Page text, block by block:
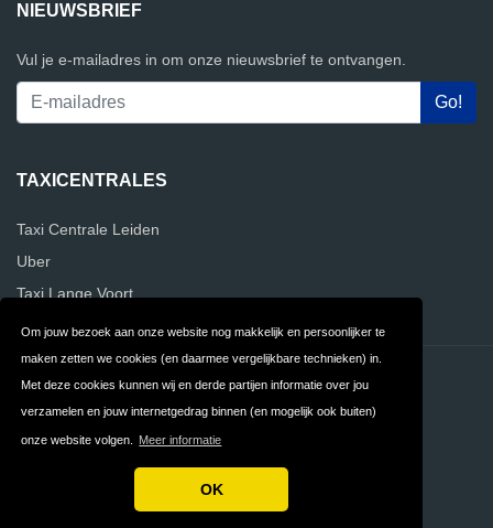
Om jouw bezoek aan onze website nog makkelijk en persoonlijker te
maken zetten we cookies (en daarmee vergelijkbare technieken) in.
Met deze cookies kunnen wij en derde partijen informatie over jou
verzamelen en jouw internetgedrag binnen (en mogelijk ook buiten)
onze website volgen. Meer informatie
OK
NIEUWSBRIEF
Vul je e-mailadres in om onze nieuwsbrief te ontvangen.
TAXICENTRALES
Taxi Centrale Leiden
Uber
Taxi Lange Voort
Contact Privacy
Algemene FAQ
Copyright © 2026 Vergelijk Taxicentrales